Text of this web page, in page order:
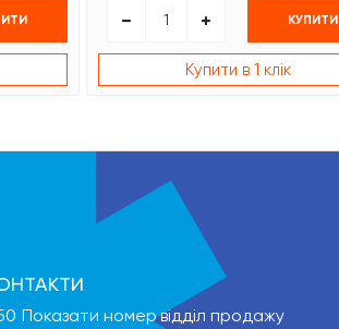
КУПИТИ
Купити в 1 клік
Показати номервідділ продажу